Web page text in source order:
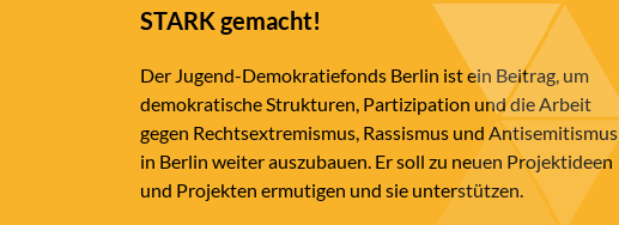
STARK gemacht!
Der Jugend-Demokratiefonds Berlin ist ein Beitrag, um
demokratische Strukturen, Partizipation und die Arbeit
gegen Rechtsextremismus, Rassismus und Antisemitismus
in Berlin weiter auszubauen. Er soll zu neuen Projektideen
und Projekten ermutigen und sie unterstützen.